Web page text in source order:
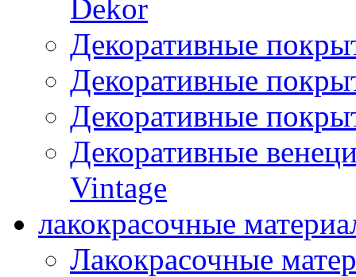
Dekor
Декоративные
Декоративные
Декоративные
Декоративные
Vintage
лакокрасочные
Лакокрасочные